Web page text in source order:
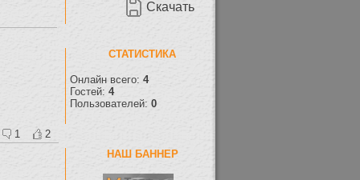
Скачать
СТАТИСТИКА
Онлайн всего: 4
Гостей: 4
Пользователей: 0
НАШ БАННЕР
1 2